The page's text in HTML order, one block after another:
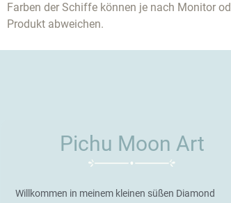
Farben der Schiffe können je nach Monitor
Produkt abweichen.
Pichu Moon Art
Willkommen in meinem kleinen süßen Diamond